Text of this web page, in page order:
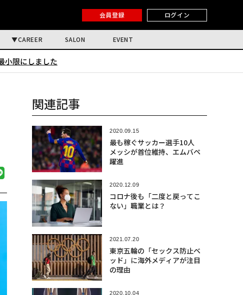
会員登録 ログイン
CAREER SALON EVENT
小限にしました
関連記事
2020.09.15
最も稼ぐサッカー選手10人
メッシが首位維持、エムバペ
躍進
2020.12.09
コロナ後も「二度と戻ってこ
ない」職業とは？
2021.07.20
東京五輪の「セックス防止ベ
ッド」に海外メディアが注目
の理由
2020.10.04